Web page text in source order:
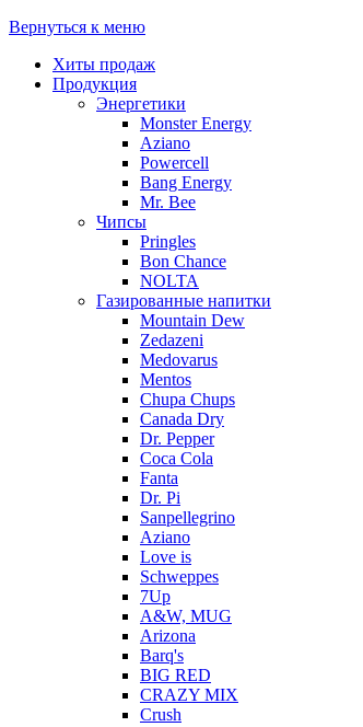
Вернуться к меню
Хиты продаж
Продукция
Энергетики
Monster Energy
Aziano
Powercell
Bang Energy
Mr. Bee
Чипсы
Pringles
Bon Chance
NOLTA
Газированные напитки
Mountain Dew
Zedazeni
Medovarus
Mentos
Chupa Chups
Canada Dry
Dr. Pepper
Coca Cola
Fanta
Dr. Pi
Sanpellegrino
Aziano
Love is
Schweppes
7Up
A&W, MUG
Arizona
Barq's
BIG RED
CRAZY MIX
Crush